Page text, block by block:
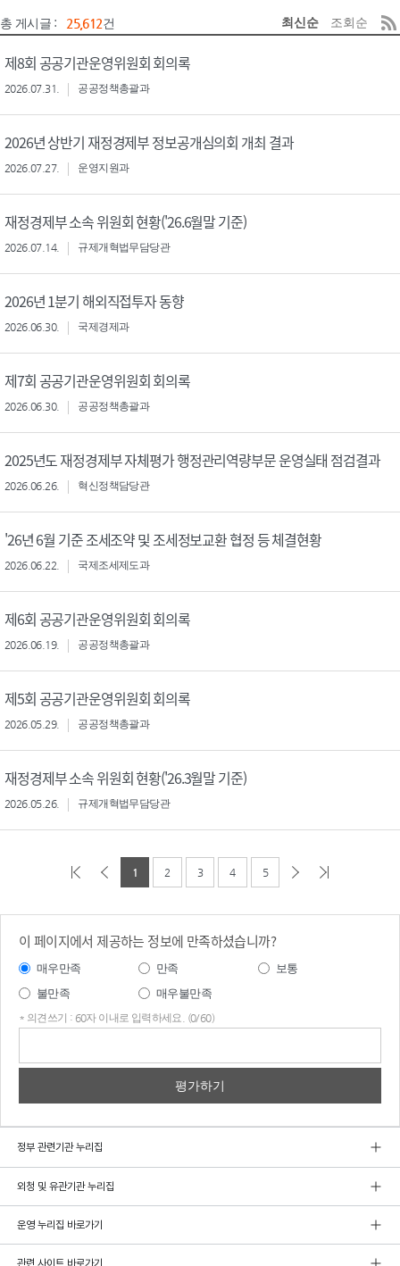
총 게시글 : 25,612건 최신순 조회순
제8회 공공기관운영위원회 회의록
2026.07.31. 공공정책총괄과
2026년 상반기 재정경제부 정보공개심의회 개최 결과
2026.07.27. 운영지원과
재정경제부 소속 위원회 현황('26.6월말 기준)
2026.07.14. 규제개혁법무담당관
2026년 1분기 해외직접투자 동향
2026.06.30. 국제경제과
제7회 공공기관운영위원회 회의록
2026.06.30. 공공정책총괄과
2025년도 재정경제부 자체평가 행정관리역량부문 운영실태 점검결과
2026.06.26. 혁신정책담당관
'26년 6월 기준 조세조약 및 조세정보교환 협정 등 체결현황
2026.06.22. 국제조세제도과
제6회 공공기관운영위원회 회의록
2026.06.19. 공공정책총괄과
제5회 공공기관운영위원회 회의록
2026.05.29. 공공정책총괄과
재정경제부 소속 위원회 현황('26.3월말 기준)
2026.05.26. 규제개혁법무담당관
1 2 3 4 5
이 페이지에서 제공하는 정보에 만족하셨습니까?
매우만족 만족
보통
불만족
매우불만족
* 의견쓰기 : 60자 이내로 입력하세요. (0/60)
정부 관련기관 누리집
외청 및 유관기관 누리집
운영 누리집 바로가기
관련 사이트 바로가기